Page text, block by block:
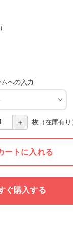
への入力
＋ 枚 （在庫有
ートに入れる
ぐ購入する